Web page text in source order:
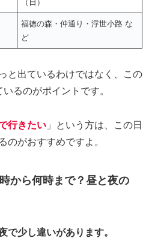
（日）
福徳の森・仲通り・浮世小路 な
ど
と出ているわけではなく、この
るのがポイントです。
行きたい 」という方は、この日
のがおすすめですよ。
から何時まで？昼と夜の
で少し違いがあります。